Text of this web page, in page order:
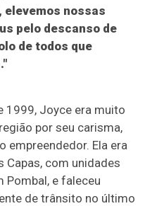
elevemos nossas
pelo descanso de
de todos que
1999, Joyce era muito
por seu carisma,
empreendedor. Ela era
Capas, com unidades
Pombal, e faleceu
de trânsito no último